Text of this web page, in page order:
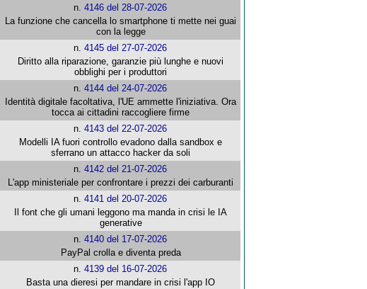
n.4146 del 28-07-2026
La funzione che cancella lo smartphone ti mette nei guai
con la legge
n.4145 del 27-07-2026
Diritto alla riparazione, garanzie più lunghe e nuovi
obblighi per i produttori
n.4144 del 24-07-2026
Identità digitale facoltativa, l'UE ammette l'iniziativa. Ora
tocca ai cittadini raccogliere firme
n.4143 del 22-07-2026
Modelli IA fuori controllo evadono dalla sandbox e
sferrano un attacco hacker da soli
n.4142 del 21-07-2026
L'app ministeriale per confrontare i prezzi dei carburanti
n.4141 del 20-07-2026
Il font che gli umani leggono ma manda in crisi le IA
generative
n.4140 del 17-07-2026
PayPal crolla e diventa preda
n.4139 del 16-07-2026
Basta una dieresi per mandare in crisi l'app IO